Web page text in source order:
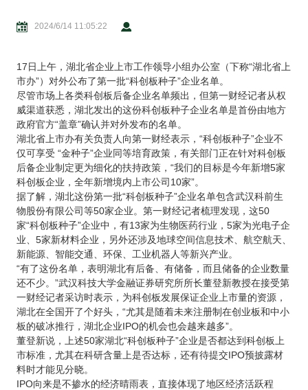
2024/6/14 11:05:22
17日上午，湖北省企业上市工作领导小组办公室（下称“湖北省上
市办”）对外公布了第一批“科创板种子”企业名单。
尽管市场上各类科创板后备企业名单频出，但第一财经记者从权
威渠道获悉，湖北发出的这份科创板种子企业名单是首份由地方
政府官方“盖章”确认并对外发布的名单。
湖北省上市办有关负责人向第一财经表示，“科创板种子”企业不
仅可享受 “金种子”企业同等培育政策，有关部门正在针对科创板
后备企业制定更为细化的扶持政策，“我们的目标是今年新增5家
科创板企业，全年新增境内上市公司10家”。
据了解，湖北这份第一批“科创板种子”企业名单包含武汉科前生
物股份有限公司等50家企业。第一财经记者梳理发现，这50
家“科创板种子”企业中，有13家为生物医药行业，5家为光电子企
业、5家新材料企业，另外还涉及地球空间信息技术、航空航天、
新能源、智能交通、环保、工业机器人等新兴产业。
“有了这份名单，表明湖北有后备、有储备，而且储备的企业数量
还不少。”武汉科技大学金融证券研究所所长董登新教授在接受第
一财经记者采访时表示，为科创板发展保证企业上市量的资源，
湖北在全国开了个好头，“尤其是随着未来注册制在创业板和中小
板的破冰推行，湖北企业IPO的机会也会越来越多”。
董登新说，上述50家湖北“科创板种子”企业是否都达到科创板上
市标准，尤其在科研含量上是否达标，还有待提交IPO预披露材
料时才能见分晓。
IPO向来是不掺水的经济晴雨表，直接体现了地区经济活跃程